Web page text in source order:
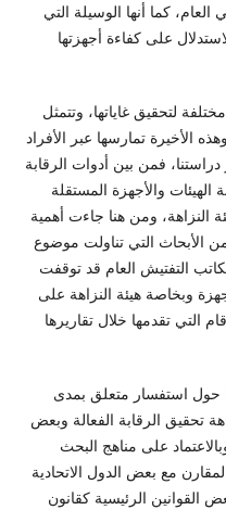
العام، كما أنها الوسيلة التي
على كفاءة أجهزتها
لتحقيق غاياتها، وتتمثل
الأخيرة تمارسها عبر الأفراد
فمن بين أدوات الرقابة
الهيئات والأجهزة المستقلة
النزاهة، ومن هنا جاءت أهمية
الأبحاث التي تناولت موضوع
التفتيش العام قد توقفت
وبخاصة هيئة النزاهة على
التي تقدمها خلال تقاريرها
حول استفسار متعلق بمدى
تحقيق الرقابة الفعالة وبعض
على مناهج البحث
مع بعض الدول الاتحادية
القوانين الرئيسية كقانون